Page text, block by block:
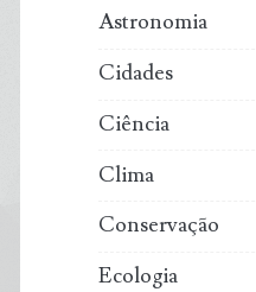
Astronomia
Cidades
Ciência
Clima
Conservação
Ecologia